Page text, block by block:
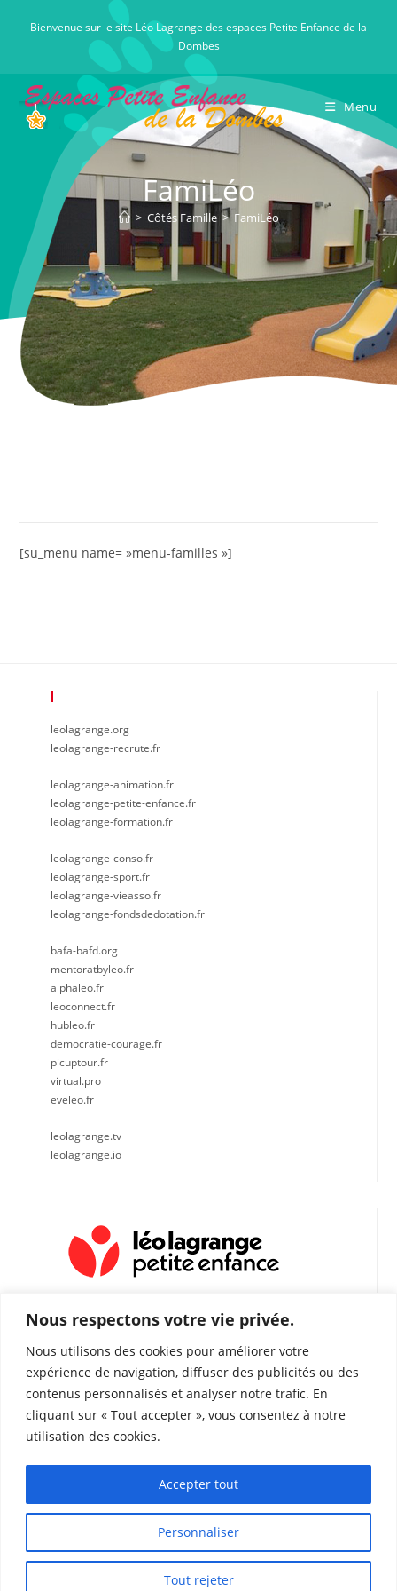
Nous respectons votre vie privée.
Nous utilisons des cookies pour améliorer votre
expérience de navigation, diffuser des publicités ou des
contenus personnalisés et analyser notre trafic. En
cliquant sur « Tout accepter », vous consentez à notre
utilisation des cookies.
Personnaliser
Tout rejeter
Accepter tout
Bienvenue sur le site Léo Lagrange des espaces Petite Enfance de la
Dombes
Menu
FamiLéo
> Côtés Famille > FamiLéo
[su_menu name= »menu-familles »]
leolagrange.org
leolagrange-recrute.fr
leolagrange-animation.fr
leolagrange-petite-enfance.fr
leolagrange-formation.fr
leolagrange-conso.fr
leolagrange-sport.fr
leolagrange-vieasso.fr
leolagrange-fondsdedotation.fr
bafa-bafd.org
mentoratbyleo.fr
alphaleo.fr
leoconnect.fr
hubleo.fr
democratie-courage.fr
picuptour.fr
virtual.pro
eveleo.fr
leolagrange.tv
leolagrange.io
Espace petite enfance Villars les Dombes
Impasse des jardins
01330 Villars les Dombes
espacepevillarslesdombes@leolagrange.org
Copyright 2026 - Fédération Léo Lagrange Petite Enfance pour la